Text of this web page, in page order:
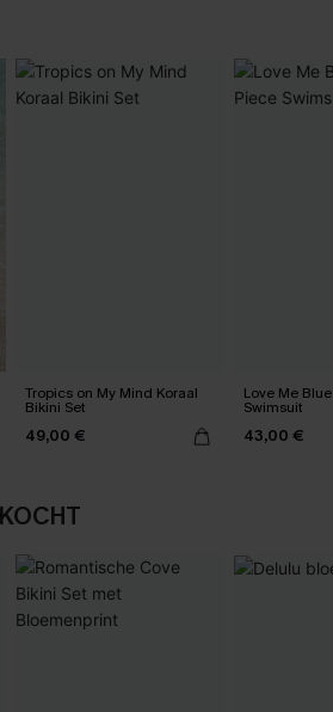
Tropics on My Mind Koraal
Bikini Set
49,00 €
Love Me
Swimsuit
43,00 €